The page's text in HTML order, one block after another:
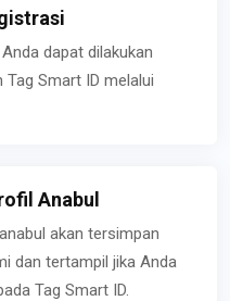
dapat dilakukan
Smart ID melalui
Anabul
akan tersimpan
dan tertampil jika Anda
Tag Smart ID.